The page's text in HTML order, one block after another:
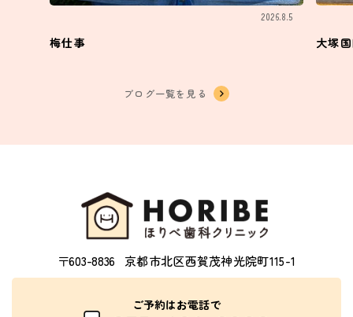
2026.8.5
梅仕事 大塚
ブログ一覧を見る
〒603-8836 京都市北区西賀茂神光院町115-1
ご予約はお電話で